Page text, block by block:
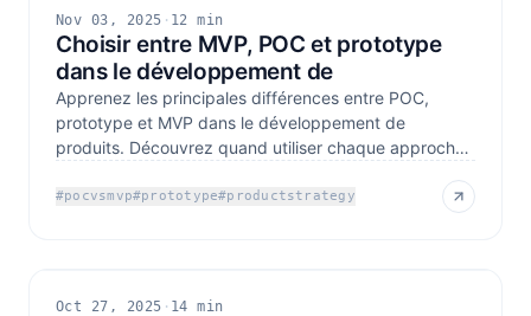
Nov 03, 2025 · 12 min
Choisir entre MVP, POC et prototype
dans le développement de
Apprenez les principales différences entre POC,
prototype et MVP dans le développement de
produits. Découvrez quand utiliser chaque approche
#pocvsmvp#prototype#productstrategy
Oct 27, 2025 · 14 min